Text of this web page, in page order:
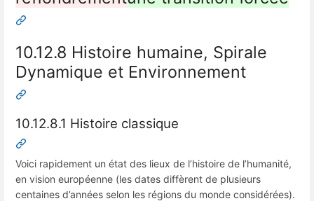
10.12.8 Histoire humaine, Spirale
Dynamique et Environnement
10.12.8.1 Histoire classique
Voici rapidement un état des lieux de l’histoire de l’humanité,
en vision européenne (les dates diffèrent de plusieurs
centaines d’années selon les régions du monde considérées).